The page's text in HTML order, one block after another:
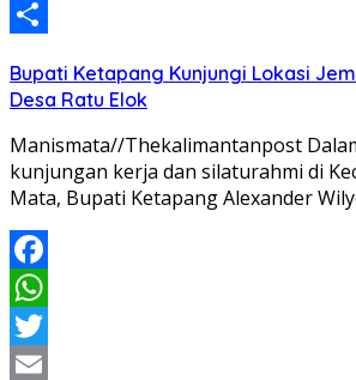
Email
Bupati Ketapang Kunjungi Lokasi
Desa Ratu Elok
Manismata//Thekalimantanpost
kunjungan kerja dan silaturahmi di
Mata, Bupati Ketapang Alexander
Facebook
WhatsApp
Twitter